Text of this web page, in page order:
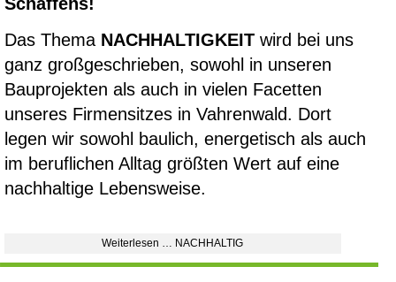
Das Thema NACHHALTIGKEIT wird bei uns
ganz großgeschrieben, sowohl in unseren
Bauprojekten als auch in vielen Facetten
unseres Firmensitzes in Vahrenwald. Dort
legen wir sowohl baulich, energetisch als auch
im beruflichen Alltag größten Wert auf eine
nachhaltige Lebensweise.
Weiterlesen … NACHHALTIG